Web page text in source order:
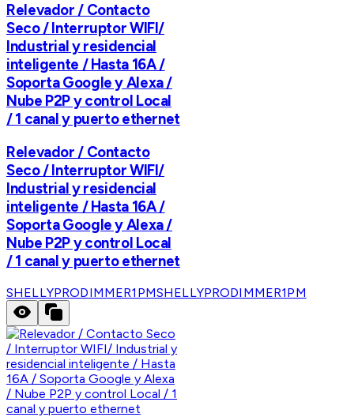
Relevador / Contacto
Seco / Interruptor WIFI/
Industrial y residencial
inteligente / Hasta 16A /
Soporta Google y Alexa /
Nube P2P y control Local
/ 1 canal y puerto ethernet
Relevador / Contacto
Seco / Interruptor WIFI/
Industrial y residencial
inteligente / Hasta 16A /
Soporta Google y Alexa /
Nube P2P y control Local
/ 1 canal y puerto ethernet
SHELLYPRODIMMER1PMSHELLYPRODIMMER1PM